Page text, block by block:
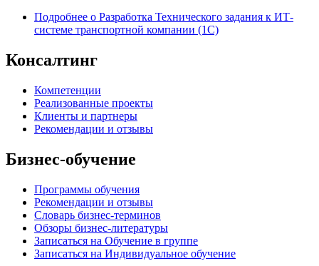
Подробнее о Разработка Технического задания к ИТ-
системе транспортной компании (1С)
Консалтинг
Компетенции
Реализованные проекты
Клиенты и партнеры
Рекомендации и отзывы
Бизнес-обучение
Программы обучения
Рекомендации и отзывы
Словарь бизнес-терминов
Обзоры бизнес-литературы
Записаться на Обучение в группе
Записаться на Индивидуальное обучение